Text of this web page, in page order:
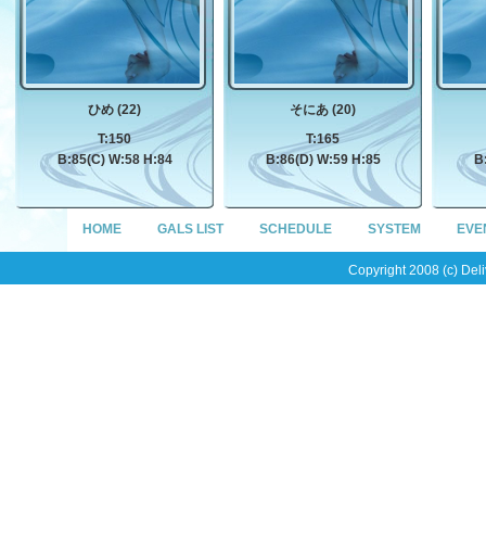
ひめ (22)
T:150
B:85(C) W:58 H:84
そにあ (20)
T:165
B:86(D) W:59 H:85
HOME GALS LIST SCHEDULE SYSTEM
Copyright 2008 (c)